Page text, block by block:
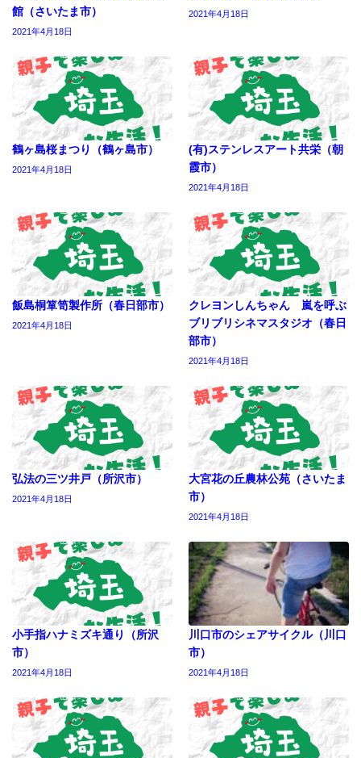
館（さいたま市）
2021年4月18日
2021年4月18日
鶴ヶ島桜まつり（鶴ヶ島市）
2021年4月18日
(有)ステンレスアート共栄（朝
霞市）
2021年4月18日
飯島桐箪笥製作所（春日部市）
2021年4月18日
クレヨンしんちゃん 嵐を呼ぶ
ブリブリシネマスタジオ（春日
部市）
2021年4月18日
弘法の三ツ井戸（所沢市）
2021年4月18日
大宮花の丘農林公苑（さいたま
市）
2021年4月18日
小手指ハナミズキ通り（所沢
市）
2021年4月18日
川口市のシェアサイクル（川口
市）
2021年4月18日